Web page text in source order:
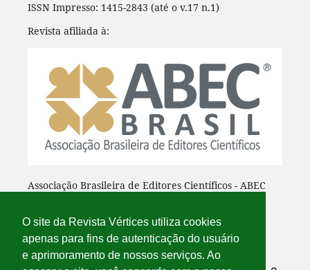
O site da Revista Vértices utiliza cookies
apenas para fins de autenticação do usuário
e aprimoramento de nossos serviços. Ao
ISSN Impresso: 1415-2843 (até o v.17 n.1)
Revista afiliada à:
Associação Brasileira de Editores Científicos - ABEC